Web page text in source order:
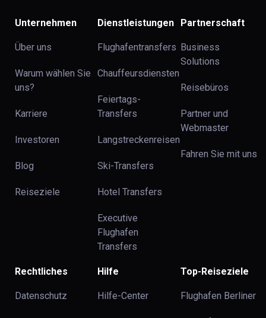
Unternehmen
Über uns
Warum wählen Sie
uns?
Karriere
Investoren
Blog
Reiseziele
Dienstleistungen
Flughafentransfers
Chauffeursdiensten
Feiertags-
Transfers
Langstreckenreisen
Ski-Transfers
Hotel Transfers
Executive
Flughafen
Transfers
Partnerschaft
Business
Solutions
Reisebüros
Partner und
Webmaster
Fahren Sie mit uns
Rechtliches
Datenschutz
Hilfe
Hilfe-Center
Top-Reiseziele
Flughafen Berliner